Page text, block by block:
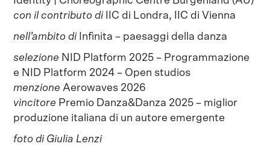
con il contributo diIIC di Londra, IIC di Vienna
nell’ambito diInfìnita – paesaggi della danza
selezione NID Platform 2025 – Programmazione
e NID Platform 2024 – Open studios
menzione Aerowaves 2026
vincitore Premio Danza&Danza 2025 – miglior
produzione italiana di un autore emergente
foto di Giulia Lenzi